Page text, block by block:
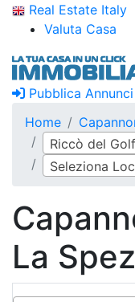
Real Estate Italy
Valuta Casa
Pubblica Annunci
Home
Riccò del
Seleziona
La